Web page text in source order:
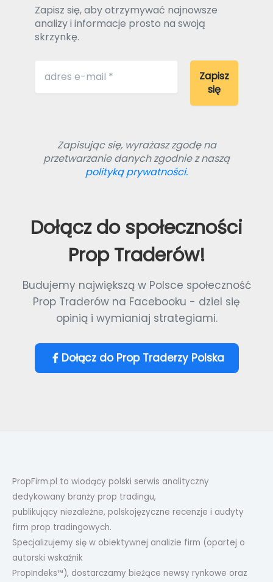
Zapisz się, aby otrzymywać najnowsze
analizy i informacje prosto na swoją
skrzynkę.
Zapisując się, wyrażasz zgodę na
przetwarzanie danych zgodnie z naszą
polityką prywatności.
Dołącz do społeczności
Prop Traderów!
Budujemy największą w Polsce społeczność
Prop Traderów na Facebooku - dziel się
opinią i wymianiaj strategiami.
Dołącz do Prop Traderzy Polska
PropFirm.pl to wiodący polski serwis analityczny
dedykowany branży prop tradingu,
publikujący niezależne, polskojęzyczne recenzje i audyty
firm prop tradingowych.
Specjalizujemy się w obiektywnej analizie firm (opartej o
autorski wskaźnik
PropIndeks™), dostarczamy bieżące newsy rynkowe oraz